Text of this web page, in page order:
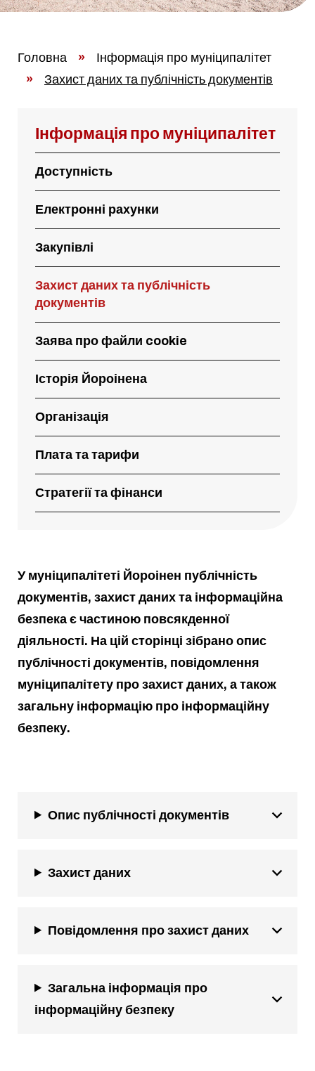
Головна »
Інформація про муніципалітет
»
Захист даних та публічність документів
Інформація про муніципалітет
Доступність
Електронні рахунки
Закупівлі
Захист даних та публічність
документів
Заява про файли cookie
Історія Йороінена
Організація
Плата та тарифи
Стратегії та фінанси
У муніципалітеті Йороінен публічність
документів, захист даних та інформаційна
безпека є частиною повсякденної
діяльності. На цій сторінці зібрано опис
публічності документів, повідомлення
муніципалітету про захист даних, а також
загальну інформацію про інформаційну
безпеку.
Опис публічності документів
Захист даних
Повідомлення про захист даних
Загальна інформація про
інформаційну безпеку